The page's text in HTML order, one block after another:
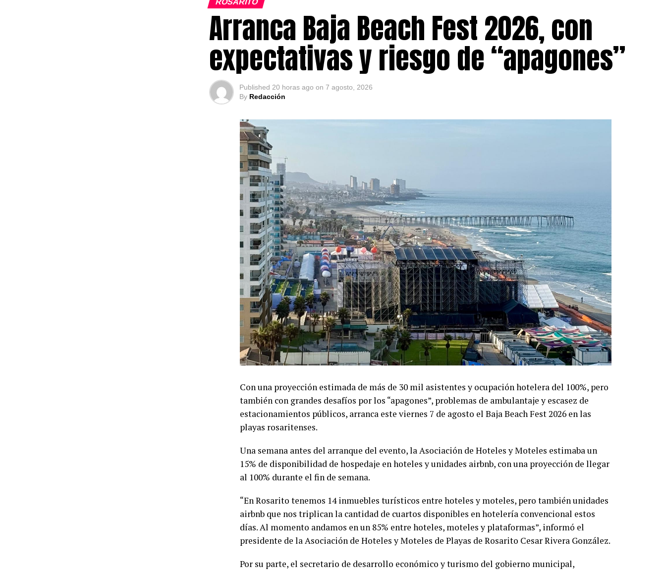
ROSARITO
Arranca Baja Beach Fest 2026, con
expectativas y riesgo de “apagones”
Published 20 horas ago on 7 agosto, 2026
By Redacción
Con una proyección estimada de más de 30 mil asistentes y ocupación hotelera del 100%, pero
también con grandes desafíos por los “apagones”, problemas de ambulantaje y escasez de
estacionamientos públicos, arranca este viernes 7 de agosto el Baja Beach Fest 2026 en las
playas rosaritenses.
Una semana antes del arranque del evento, la Asociación de Hoteles y Moteles estimaba un
15% de disponibilidad de hospedaje en hoteles y unidades airbnb, con una proyección de llegar
al 100% durante el fin de semana.
“En Rosarito tenemos 14 inmuebles turísticos entre hoteles y moteles, pero también unidades
airbnb que nos triplican la cantidad de cuartos disponibles en hotelería convencional estos
días. Al momento andamos en un 85% entre hoteles, moteles y plataformas”, informó el
presidente de la Asociación de Hoteles y Moteles de Playas de Rosarito Cesar Rivera González.
Por su parte, el secretario de desarrollo económico y turismo del gobierno municipal,